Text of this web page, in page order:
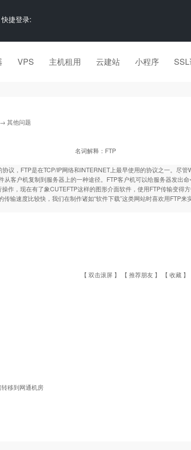
快捷登录:
VPS 主机租用 云建站 小程序
→ 其他问题
名词解释：FTP
议，FTP是在TCP/IP网络和INTERNET上最早使用的协议之一。尽
从客户机复制到服务器上的一种途径。FTP客户机可以给服务器发出
作，现在有了象CUTEFTP这样的图形介面软件，使用FTP传输变得
传输速度比较快，我们在制作诸如“软件下载”这类网站时喜欢用FTP
【 双击滚屏 】 【 推荐朋友 】 【 收藏 】
移到网通机房